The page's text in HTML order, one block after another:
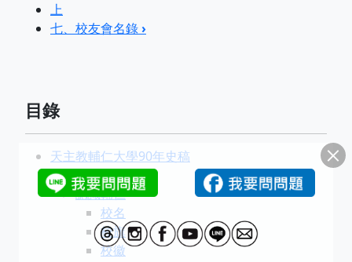
上
七、校友會名錄›
目錄
天主教輔仁大學90年史稿
序
認識輔仁
校名
校旗
校徽